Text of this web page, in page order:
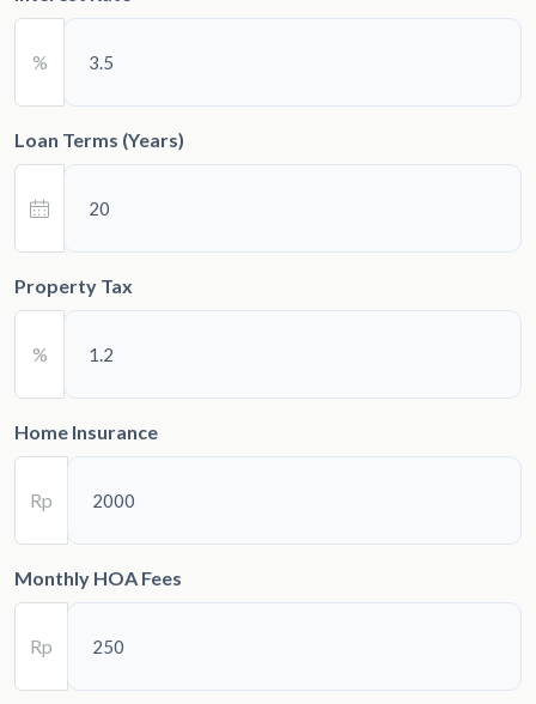
%
Loan Terms (Years)
Property Tax
%
Home Insurance
Rp
Monthly HOA Fees
Rp